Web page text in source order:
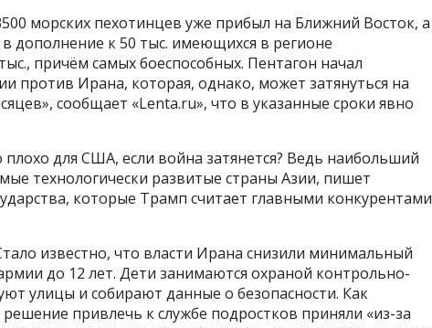
морских пехотинцев уже прибыл на Ближний Восток, а
дополнение к 50 тыс. имеющихся в регионе
причём самых боеспособных. Пентагон начал
против Ирана, которая, однако, может затянуться на
сообщает «Lenta.ru», что в указанные сроки явно
для США, если война затянется? Ведь наибольший
технологически развитые страны Азии, пишет
которые Трамп считает главными конкурентами
известно, что власти Ирана снизили минимальный
до 12 лет. Дети занимаются охраной контрольно-
улицы и собирают данные о безопасности. Как
привлечь к службе подростков приняли «из-за